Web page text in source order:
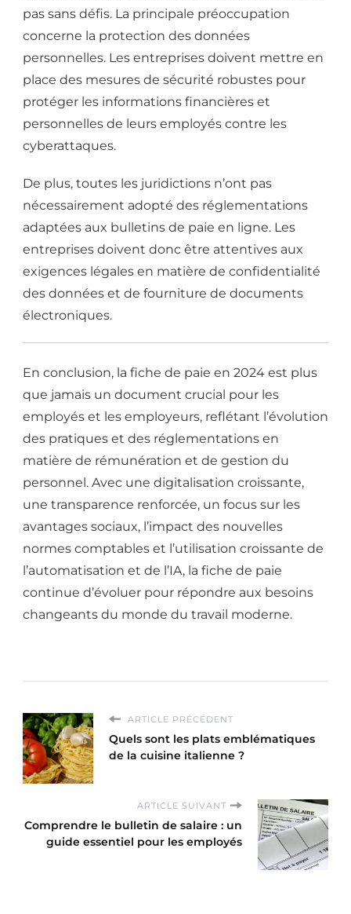
pas sans défis. La principale préoccupation
concerne la protection des données
personnelles. Les entreprises doivent mettre en
place des mesures de sécurité robustes pour
protéger les informations financières et
personnelles de leurs employés contre les
cyberattaques.
De plus, toutes les juridictions n’ont pas
nécessairement adopté des réglementations
adaptées aux bulletins de paie en ligne. Les
entreprises doivent donc être attentives aux
exigences légales en matière de confidentialité
des données et de fourniture de documents
électroniques.
En conclusion, la fiche de paie en 2024 est plus
que jamais un document crucial pour les
employés et les employeurs, reflétant l’évolution
des pratiques et des réglementations en
matière de rémunération et de gestion du
personnel. Avec une digitalisation croissante,
une transparence renforcée, un focus sur les
avantages sociaux, l’impact des nouvelles
normes comptables et l’utilisation croissante de
l’automatisation et de l’IA, la fiche de paie
continue d’évoluer pour répondre aux besoins
changeants du monde du travail moderne.
ARTICLE PRÉCÉDENT
Quels sont les plats emblématiques
de la cuisine italienne ?
ARTICLE SUIVANT
Comprendre le bulletin de salaire : un
guide essentiel pour les employés